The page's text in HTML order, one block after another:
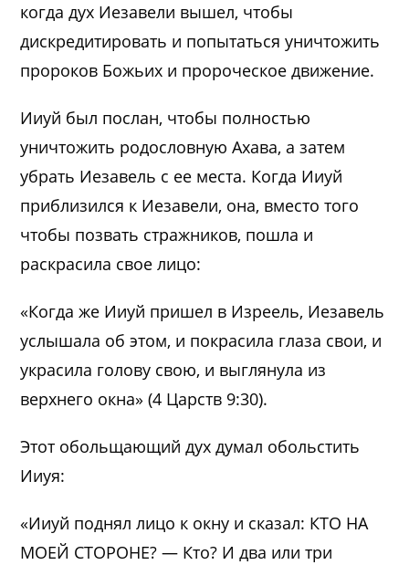
когда дух Иезавели вышел, чтобы
дискредитировать и попытаться уничтожить
пророков Божьих и пророческое движение.
Ииуй был послан, чтобы полностью
уничтожить родословную Ахава, а затем
убрать Иезавель с ее места. Когда Ииуй
приблизился к Иезавели, она, вместо того
чтобы позвать стражников, пошла и
раскрасила свое лицо:
«Когда же Ииуй пришел в Изреель, Иезавель
услышала об этом, и покрасила глаза свои, и
украсила голову свою, и выглянула из
верхнего окна» (4 Царств 9:30).
Этот обольщающий дух думал обольстить
Ииуя:
«Ииуй поднял лицо к окну и сказал: КТО НА
МОЕЙ СТОРОНЕ? — Кто? И два или три